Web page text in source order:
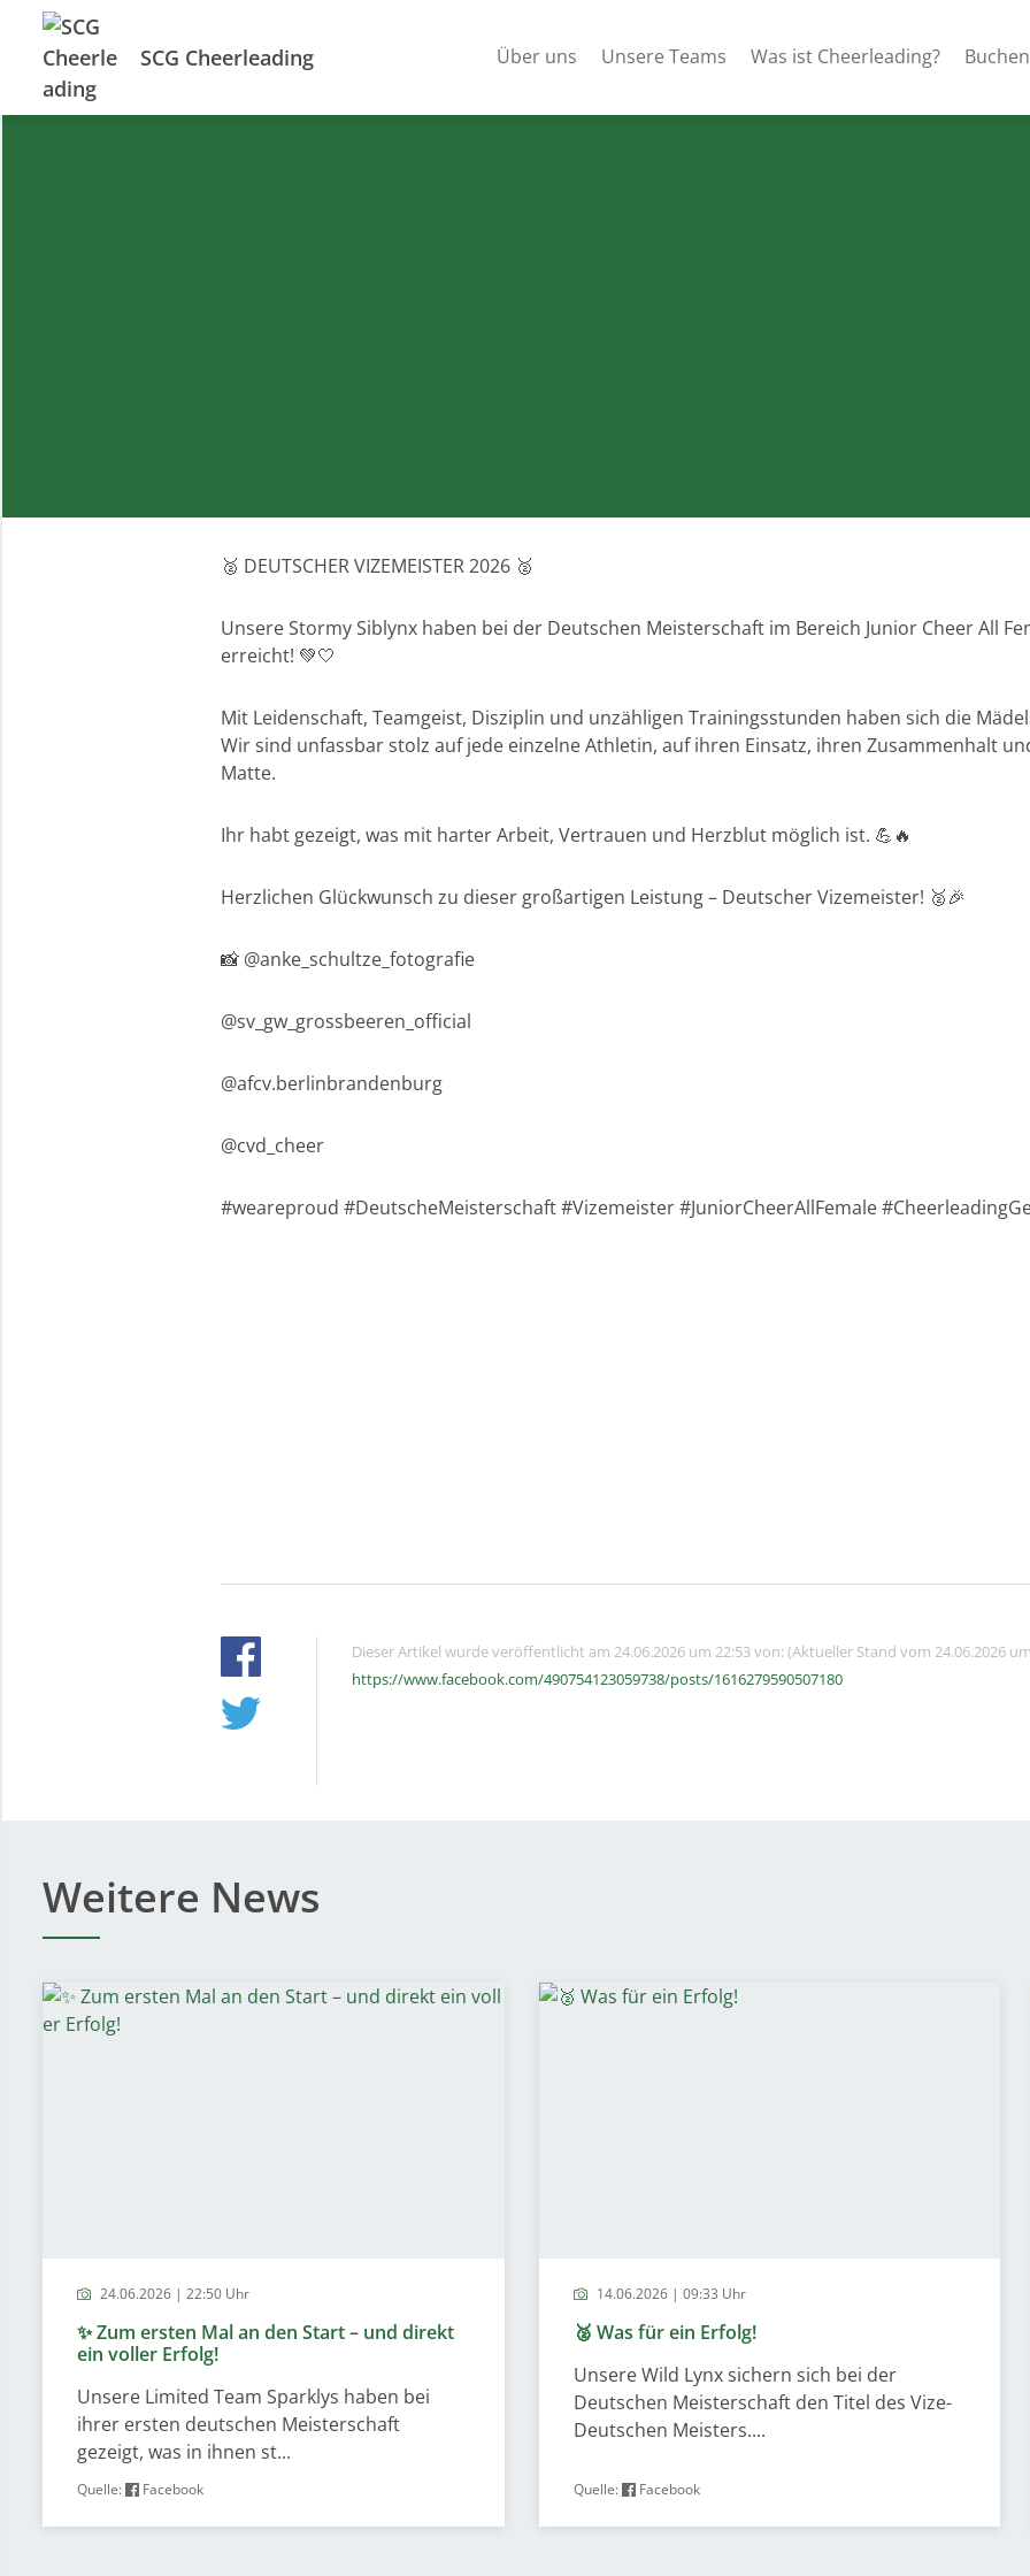
SCG Cheerleading Über uns Unsere Teams Was ist Cheerleading? Buchen
🥈 DEUTSCHER VIZEMEISTER 2026 🥈
Unsere Stormy Siblynx haben bei der Deutschen Meisterschaft im Bereich Junior Cheer All
erreicht! 💚🤍
Mit Leidenschaft, Teamgeist, Disziplin und unzähligen Trainingsstunden haben sich die
Wir sind unfassbar stolz auf jede einzelne Athletin, auf ihren Einsatz, ihren Zusammenhalt
Matte.
Ihr habt gezeigt, was mit harter Arbeit, Vertrauen und Herzblut möglich ist. 💪🔥
Herzlichen Glückwunsch zu dieser großartigen Leistung – Deutscher Vizemeister! 🥈🎉
📸 @anke_schultze_fotografie
@sv_gw_grossbeeren_official
@afcv.berlinbrandenburg
@cvd_cheer
#weareproud #DeutscheMeisterschaft #Vizemeister #JuniorCheerAllFemale
Dieser Artikel wurde veröffentlicht am 24.06.2026 um 22:53 von: (Aktueller Stand vom 24.06.2026
https://www.facebook.com/490754123059738/posts/1616279590507180
Weitere News
24.06.2026 | 22:50 Uhr
✨ Zum ersten Mal an den Start – und direkt
ein voller Erfolg!
Unsere Limited Team Sparklys haben bei
ihrer ersten deutschen Meisterschaft
gezeigt, was in ihnen st...
Quelle: Facebook
14.06.2026 | 09:33 Uhr
🥈 Was für ein Erfolg!
Unsere Wild Lynx sichern sich bei der
Deutschen Meisterschaft den Titel des Vize-
Deutschen Meisters....
Quelle: Facebook